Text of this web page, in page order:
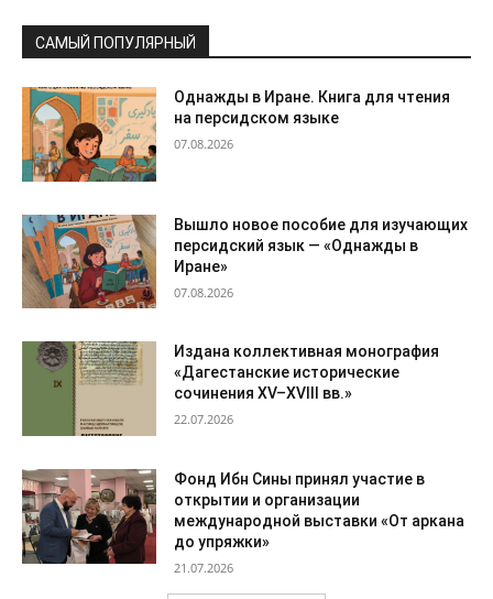
САМЫЙ ПОПУЛЯРНЫЙ
Однажды в Иране. Книга для чтения
на персидском языке
07.08.2026
Вышло новое пособие для изучающих
персидский язык — «Однажды в
Иране»
07.08.2026
Издана коллективная монография
«Дагестанские исторические
сочинения XV–XVIII вв.»
22.07.2026
Фонд Ибн Сины принял участие в
открытии и организации
международной выставки «От аркана
до упряжки»
21.07.2026